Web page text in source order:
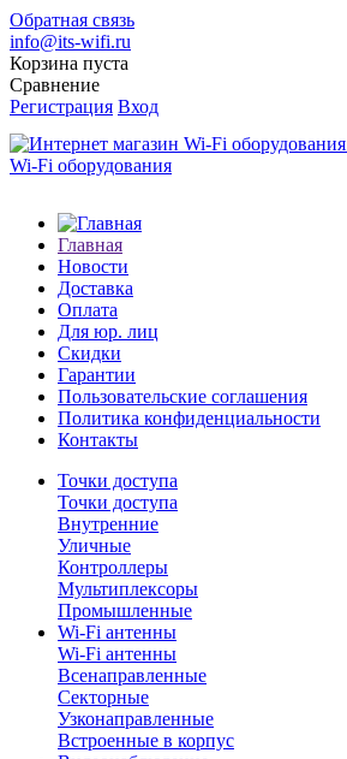
Обратная связь
info@its-wifi.ru
Корзина пуста
Сравнение
Регистрация Вход
Wi-Fi оборудования
Главная
Новости
Доставка
Оплата
Для юр. лиц
Скидки
Гарантии
Пользовательские соглашения
Политика конфиденциальности
Контакты
Точки доступа
Точки доступа
Внутренние
Уличные
Контроллеры
Мультиплексоры
Промышленные
Wi-Fi антенны
Wi-Fi антенны
Всенаправленные
Секторные
Узконаправленные
Встроенные в корпус